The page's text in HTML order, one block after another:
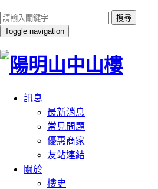
搜尋
Toggle navigation
訊息
最新消息
常見問題
優惠商家
友站連結
關於
樓史